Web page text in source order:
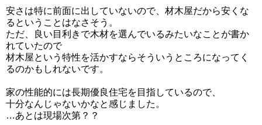
安さは特に前面に出していないので、材木屋だから安くな
るということはなさそう。
ただ、良い目利きで木材を選んでいるみたいなことが書か
れていたので
材木屋という特性を活かすならそういうところになってく
るのかもしれないです。
家の性能的には長期優良住宅を目指しているので、
十分なんじゃないかなと感じました。
…あとは現場次第？？